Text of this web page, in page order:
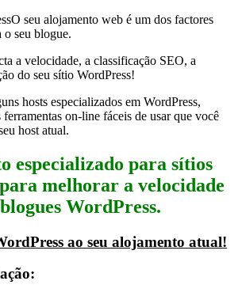
O seu alojamento web é um dos factores
o seu blogue.
a velocidade, a classificação SEO, a
do seu sítio WordPress!
hosts especializados em WordPress,
ferramentas on-line fáceis de usar que você
host atual.
especializado para sítios
melhorar a velocidade
WordPress.
ao seu alojamento atual!